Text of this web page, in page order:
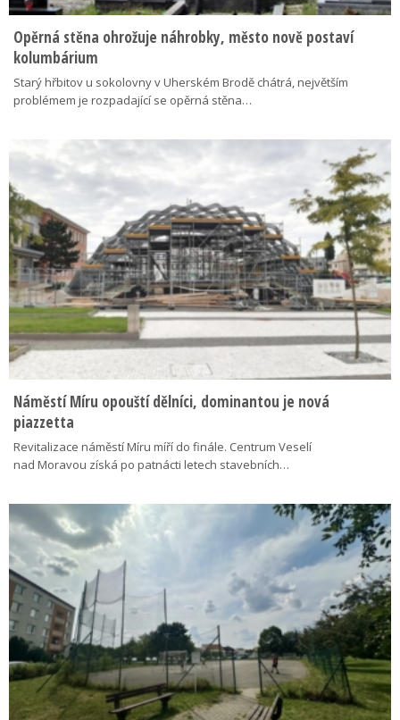
Opěrná stěna ohrožuje náhrobky, město nově postaví
kolumbárium
Starý hřbitov u sokolovny v Uherském Brodě chátrá, největším
problémem je rozpadající se opěrná stěna…
Náměstí Míru opouští dělníci, dominantou je nová
piazzetta
Revitalizace náměstí Míru míří do finále. Centrum Veselí
nad Moravou získá po patnácti letech stavebních…